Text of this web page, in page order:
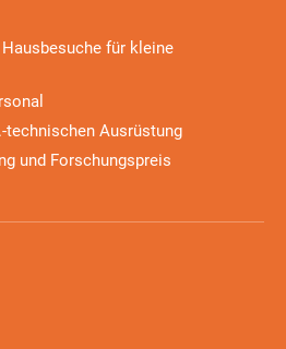
für kleine
technischen Ausrüstung
und Forschungspreis